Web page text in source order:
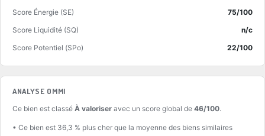
Score Énergie (SE)
75/100
Score Liquidité (SQ)
n/c
Score Potentiel (SPo)
22/100
ANALYSE OMMI
Ce bien est classé À valoriser avec un score global de 46/100.
• Ce bien est 36,3 % plus cher que la moyenne des biens similaires